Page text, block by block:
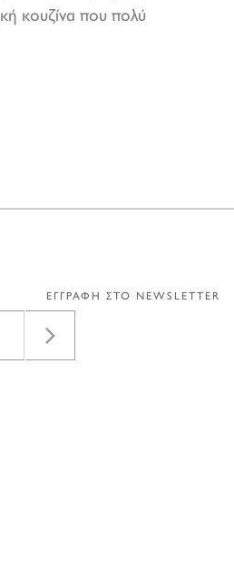
κουζίνα που πολύ
ΕΓΓΡΑΦΗ ΣΤΟ NEWSLETTER